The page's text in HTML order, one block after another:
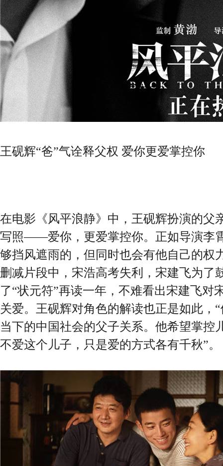
王砚辉“爸”气诠释父权 爱你更爱掌控你
在电影《风平浪静》中，王砚辉扮演的父
写照——爱你，更爱掌控你。正如导演李
够挡风遮雨的，但同时也会有他自己的权
删减片段中，宋浩高考失利，宋建飞为了
了“状元符”再读一年，不难看出宋建飞对
关爱。王砚辉对角色的解读也正是如此，
当下的中国社会的父子关系。他希望掌控
不爱这个儿子，只是爱的方式各有千秋”。